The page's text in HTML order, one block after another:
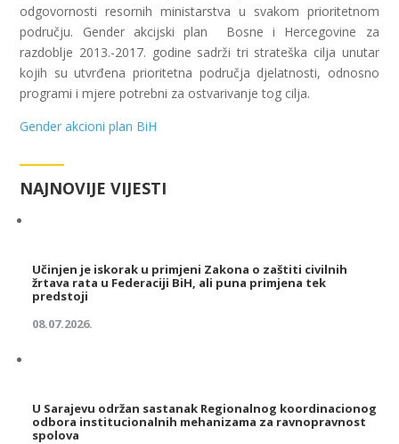
odgovornosti resornih ministarstva u svakom prioritetnom
području. Gender akcijski plan Bosne i Hercegovine za
razdoblje 2013.-2017. godine sadrži tri strateška cilja unutar
kojih su utvrđena prioritetna područja djelatnosti, odnosno
programi i mjere potrebni za ostvarivanje tog cilja.
Gender akcioni plan BiH
NAJNOVIJE VIJESTI
Učinjen je iskorak u primjeni Zakona o zaštiti civilnih
žrtava rata u Federaciji BiH, ali puna primjena tek
predstoji
08.07.2026.
U Sarajevu održan sastanak Regionalnog koordinacionog
odbora institucionalnih mehanizama za ravnopravnost
spolova